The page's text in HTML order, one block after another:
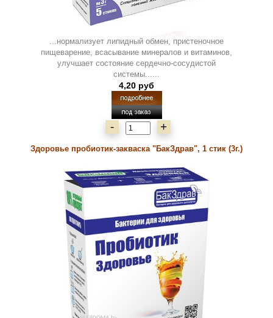
...нормализует липидный обмен, пристеночное
пищеварение, всасывание минералов и витаминов,
улучшает состояние сердечно-сосудистой
системы......
4,20 руб
- +
Здоровье пробиотик-закваска "БакЗдрав", 1 стик (3г.)